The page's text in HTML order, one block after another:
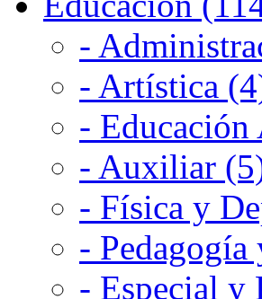
-
- Artística
-
- Auxiliar
- Física y
-
- Especial y